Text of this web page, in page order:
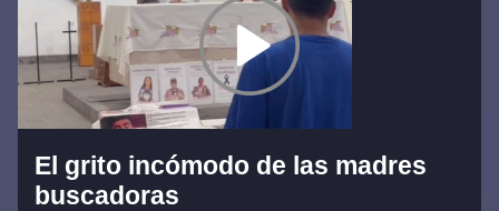
El grito incómodo de las madres
buscadoras